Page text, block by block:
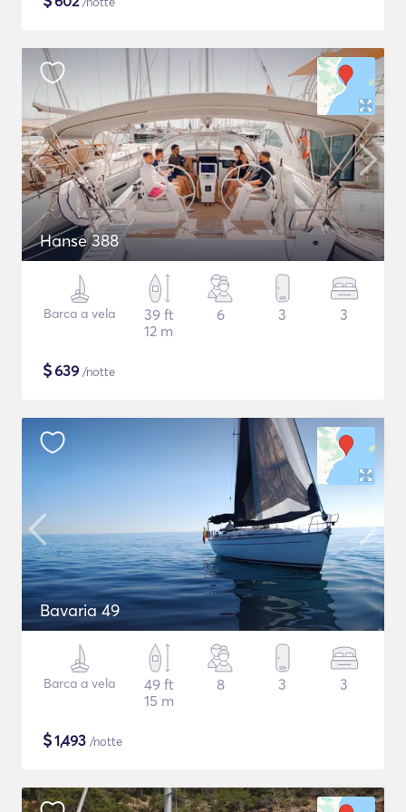
Hanse 388
Barca a vela
39 ft
12 m
6 3 3
$639 /notte
Bavaria 49
Barca a vela
49 ft
15 m
8 3 3
$1,493 /notte